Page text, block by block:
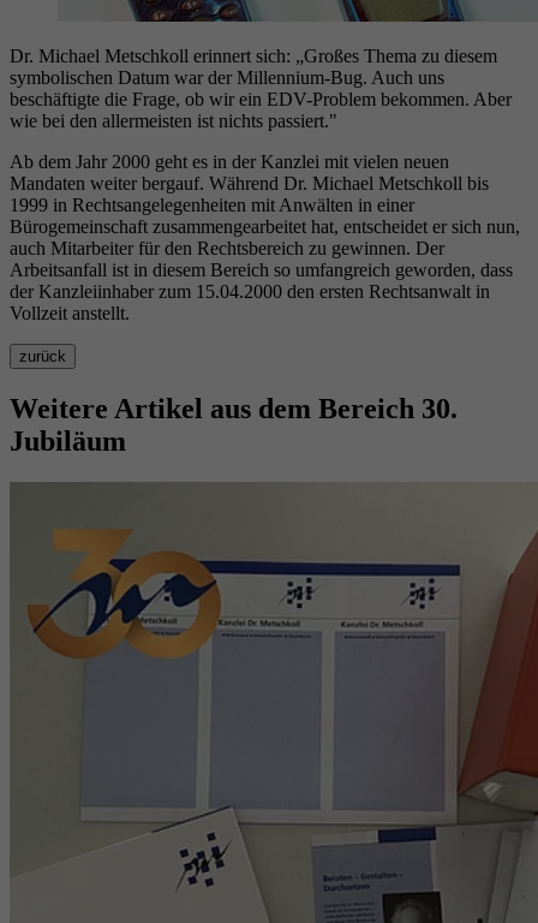
Dr. Michael Metschkoll erinnert sich: „Großes Thema zu diesem
symbolischen Datum war der Millennium-Bug. Auch uns
beschäftigte die Frage, ob wir ein EDV-Problem bekommen. Aber
wie bei den allermeisten ist nichts passiert."
Ab dem Jahr 2000 geht es in der Kanzlei mit vielen neuen
Mandaten weiter bergauf. Während Dr. Michael Metschkoll bis
1999 in Rechtsangelegenheiten mit Anwälten in einer
Bürogemeinschaft zusammengearbeitet hat, entscheidet er sich nun,
auch Mitarbeiter für den Rechtsbereich zu gewinnen. Der
Arbeitsanfall ist in diesem Bereich so umfangreich geworden, dass
der Kanzleiinhaber zum 15.04.2000 den ersten Rechtsanwalt in
Vollzeit anstellt.
zurück
Weitere Artikel aus dem Bereich 30.
Jubiläum